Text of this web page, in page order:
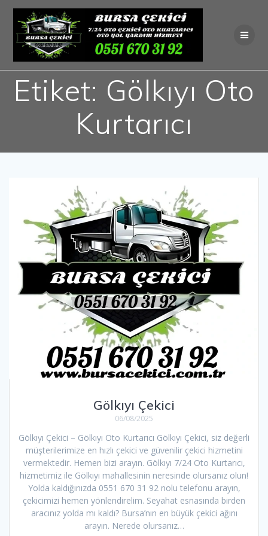
Skip
to
content
Etiket: Gölkıyı Oto
Kurtarıcı
Gölkıyı Çekici
06/08/2025
Gölkıyı Çekici – Gölkıyı Oto Kurtarıcı Gölkıyı Çekici, siz değerli
müşterilerimize en hızlı çekici ve güvenilir çekici hizmetini
vermektedir. Hemen bizi arayın. Gölkıyı 7/24 Oto Kurtarıcı,
hizmetimiz ile Gölkıyı mahallesinin neresinde olursanız olun!
Yolda kaldığınızda 0551 670 31 92 nolu telefonu arayın,
çekicimizi hemen yönlendirelim. Seyahat esnasında birden
aracınız yolda mı kaldı? Bursa’nın en büyük çekici ağını
arayın. Nerede olursanız…